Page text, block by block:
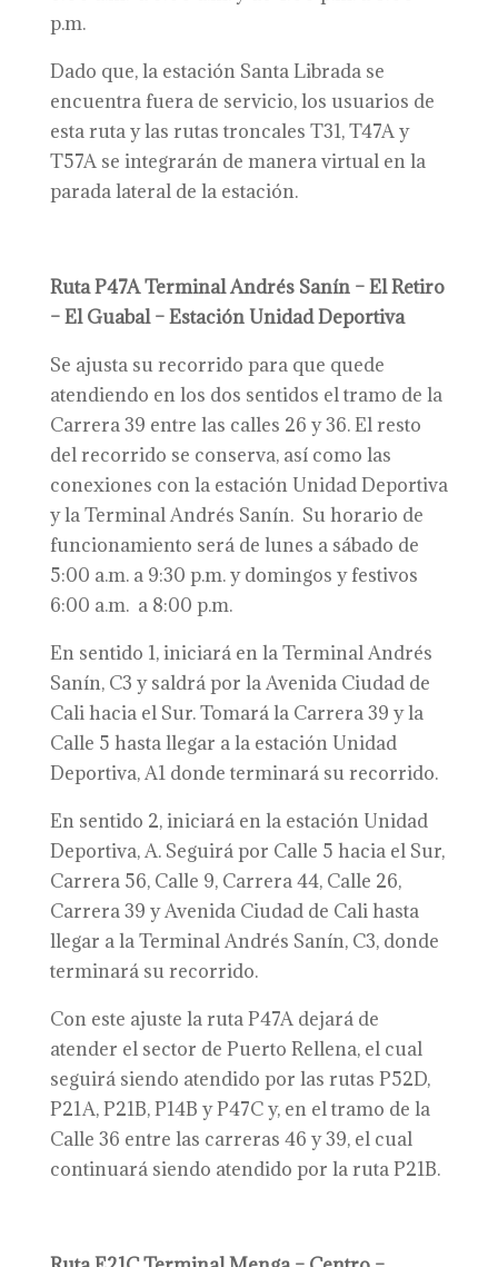
p.m.
Dado que, la estación Santa Librada se
encuentra fuera de servicio, los usuarios de
esta ruta y las rutas troncales T31, T47A y
T57A se integrarán de manera virtual en la
parada lateral de la estación.
Ruta P47ATerminal Andrés Sanín – El Retiro
– El Guabal – Estación Unidad Deportiva
Se ajusta su recorrido para que quede
atendiendo en los dos sentidos el tramo de la
Carrera 39 entre las calles 26 y 36. El resto
del recorrido se conserva, así como las
conexiones con la estación Unidad Deportiva
y la Terminal Andrés Sanín. Su horario de
funcionamiento será de lunes a sábado de
5:00 a.m. a 9:30 p.m. y domingos y festivos
6:00 a.m. a 8:00 p.m.
En sentido 1, iniciará en la Terminal Andrés
Sanín, C3 y saldrá por la Avenida Ciudad de
Cali hacia el Sur. Tomará la Carrera 39 y la
Calle 5 hasta llegar a la estación Unidad
Deportiva, A1 donde terminará su recorrido.
En sentido 2, iniciará en la estación Unidad
Deportiva, A. Seguirá por Calle 5 hacia el Sur,
Carrera 56, Calle 9, Carrera 44, Calle 26,
Carrera 39 y Avenida Ciudad de Cali hasta
llegar a la Terminal Andrés Sanín, C3, donde
terminará su recorrido.
Con este ajuste la ruta P47A dejará de
atender el sector de Puerto Rellena, el cual
seguirá siendo atendido por las rutas P52D,
P21A, P21B, P14B y P47C y, en el tramo de la
Calle 36 entre las carreras 46 y 39, el cual
continuará siendo atendido por la ruta P21B.